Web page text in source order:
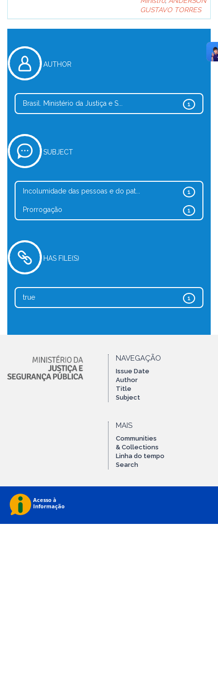
GUSTAVO TORRES
AUTHOR
1
Brasil. Ministério da Justiça e S...
SUBJECT
1
Incolumidade das pessoas e do pat...
1
Prorrogação
HAS FILE(S)
1
true
NAVEGAÇÃO
Issue Date
Author
Title
Subject
MAIS
Communities
& Collections
Linha do tempo
Search